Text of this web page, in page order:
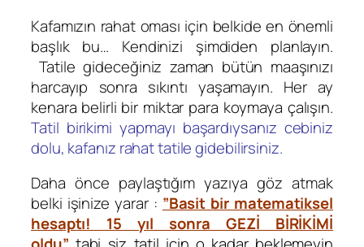
Kafamızın rahat oması için belkide en önemli
başlık bu… Kendinizi şimdiden planlayın.
Tatile gideceğiniz zaman bütün maaşınızı
harcayıp sonra sıkıntı yaşamayın. Her ay
kenara belirli bir miktar para koymaya çalışın.
Tatil birikimi yapmayı başardıysanız cebiniz
dolu, kafanız rahat tatile gidebilirsiniz.
Daha önce paylaştığım yazıya göz atmak
belki işinize yarar : ”Basit bir matematiksel
hesaptı! 15 yıl sonra GEZİ BİRİKİMİ